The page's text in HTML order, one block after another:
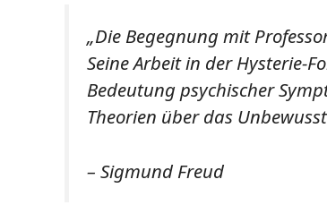
„Die Begegnung mit
Seine Arbeit in der Hysterie-
Bedeutung psychischer
Theorien über das
– Sigmund Freud